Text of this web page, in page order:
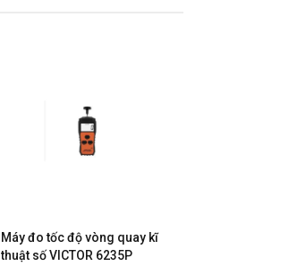
Máy đo tốc độ vòng quay kĩ
thuật số VICTOR 6235P